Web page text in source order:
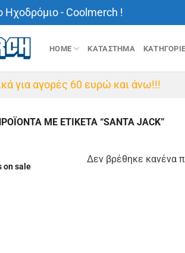
- Coolmerch !
HOME ΚΑΤΑΣΤΗΜΑ
για αγορές 60 ευρώ και άνω!!!
ΜΕ ΕΤΙΚΈΤΑ “SANTA JACK”
on sale
Δεν βρέθηκε κανένα